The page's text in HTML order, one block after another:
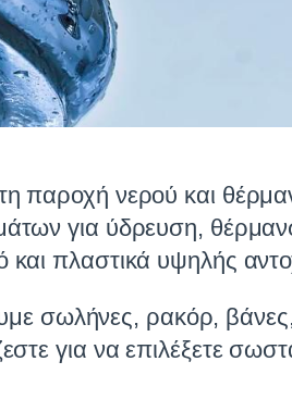
παροχή νερού και
για ύδρευση,
πλαστικά υψηλής
σωλήνες, ρακόρ,
για να επιλέξετε